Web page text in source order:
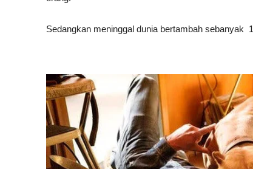
Sedangkan meninggal dunia bertambah sebanyak